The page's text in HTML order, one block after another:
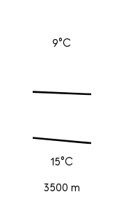
9°C
15°C
3500 m